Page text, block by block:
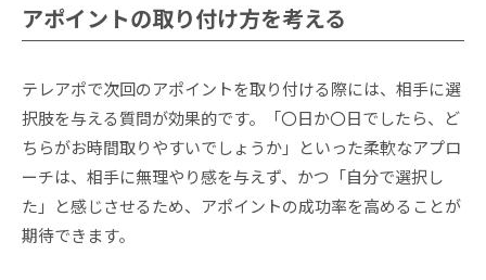
アポイントの取り付け方を考える
テレアポで次回のアポイントを取り付ける際には、相手に選
択肢を与える質問が効果的です。「〇日か〇日でしたら、ど
ちらがお時間取りやすいでしょうか」といった柔軟なアプロ
ーチは、相手に無理やり感を与えず、かつ「自分で選択し
た」と感じさせるため、アポイントの成功率を高めることが
期待できます。